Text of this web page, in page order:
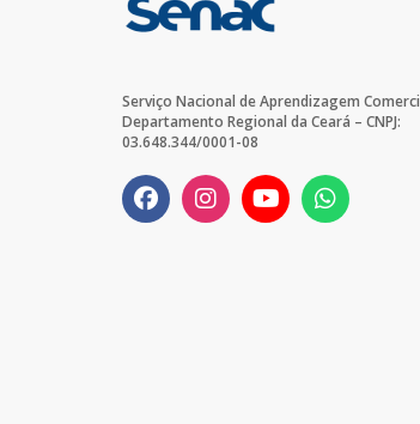
Serviço Nacional de Aprendizagem
Departamento Regional da Ceará – CNPJ:
03.648.344/0001-08